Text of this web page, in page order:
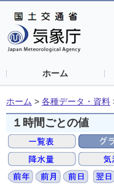
ホーム
ホーム > 各種データ・資料
１時間ごとの値